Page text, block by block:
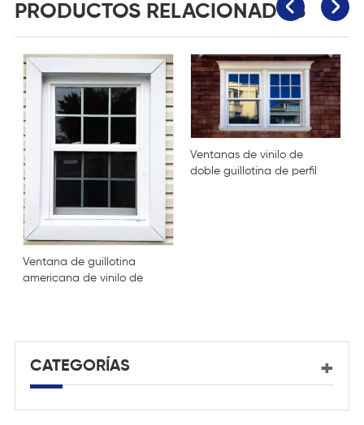
PRODUCTOS RELACIONADOS
Ventana de guillotina
americana de vinilo de
Ventanas de vinilo de
doble guillotina de perfil
CATEGORÍAS